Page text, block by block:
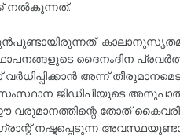
നല്‍കുന്നത്.
ദൈനംദിന
അന്ന്
ജിഡിപിയുടെ
തോത്
നഷ്ടപ്പെടുന്ന